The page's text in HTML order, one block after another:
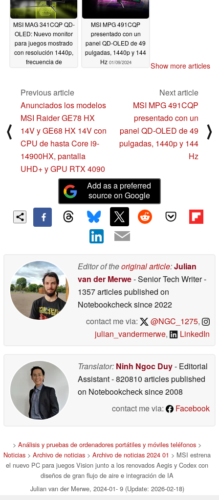
MSI MAG 341CQP QD-
OLED: Nuevo monitor
para juegos mostrado
con resolución 1440p,
frecuencia de
01/09/2024
MSI MPG 491CQP
presentado con un
panel QD-OLED de 49
pulgadas, 1440p y 144
Hz 01/09/2024 Show more articles
⟨
Previous article
Anunciados los modelos
MSI Raider GE78 HX
14V y GE68 HX 14V con
CPU de hasta Core i9-
14900HX, pantalla
UHD+ y GPU RTX 4090
Next article
MSI MPG 491CQP
presentado con un
panel QD-OLED de 49
pulgadas, 1440p y 144
Hz
⟩
Add as a preferred
source on Google
Editor of theoriginal article:Julian
van der Merwe- Senior Tech Writer-
1357 articles published on
Notebookchecksince 2022
contact me via:
@NGC_1275,
julian_vandermerwe, LinkedIn
Translator: Ninh Ngoc Duy- Editorial
Assistant- 820810 articles published
on Notebookchecksince 2008
contact me via:
Facebook
> Análisis y pruebas de ordenadores portátiles y móviles teléfonos >
Noticias > Archivo de noticias > Archivo de noticias 2024 01 > MSI estrena
el nuevo PC para juegos Vision junto a los renovados Aegis y Codex con
diseños de gran flujo de aire e integración de IA
Julian van der Merwe, 2024-01- 9 (Update: 2026-02-18)